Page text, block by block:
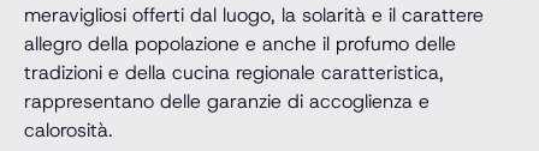
meravigliosi offerti dal luogo, la solarità e il carattere
allegro della popolazione e anche il profumo delle
tradizioni e della cucina regionale caratteristica,
rappresentano delle garanzie di accoglienza e
calorosità.